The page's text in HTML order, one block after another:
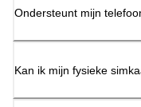
Ondersteunt mijn
Kan ik mijn fysieke